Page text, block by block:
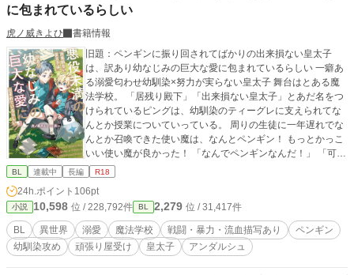
に包まれているらしい
虎ノ威きよひ
書籍情報
旧題：ペンギンに振り回されてばかりの出来損ない皇太子
は、訳あり幼なじみの巨大な愛に包まれているらしい 一癖あ
る溺愛匂わせ幼馴染×努力が実らない皇太子 舞台はとある魔
法学校。 「居残り殿下」「出来損ない皇太子」とあだ名をつ
けられているピングは、幼馴染のティーグレに支えられてな
んとか授業についていっている。 周りの生徒に一年遅れでな
んとか召喚できた使い魔は、なんとペンギン！ もっとかっこ
いい使い魔が良かった！ 「なんでペンギンなんだ！」 「可愛
くてお似合いですよ」 「未来の皇帝に可愛いは不要だろ
得がいかない。 優秀で超美形で生徒に大人気の異母弟はシャ
チを召喚しているというのに！ ペンギンに振り回されるせい
で、召喚前よりも何もかも上手くいかなくてストレスが溜ま
る日々。 ある日ピングは、自身が淡い恋心を寄せる転入生と
異母弟が「仲睦まじく」している姿をティーグレと覗き見し
BL 連載中 長編 R18
24h.ポイント 106pt
小説 10,598 位 / 228,792件 BL 2,279 位 / 31,417件
BL 異世界 溺愛 魔法学校 戦闘・暴力・流血描写あり
ペンギン
幼馴染攻め
頑張り屋受け 皇太子 アンダルシュ